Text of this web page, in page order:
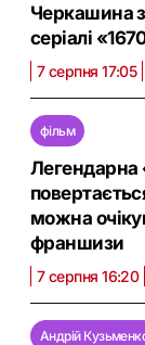
Черкашина
серіалі
7 серпня 17:05
фільм
можна
франшизи
7 серпня 16:20
Андрій